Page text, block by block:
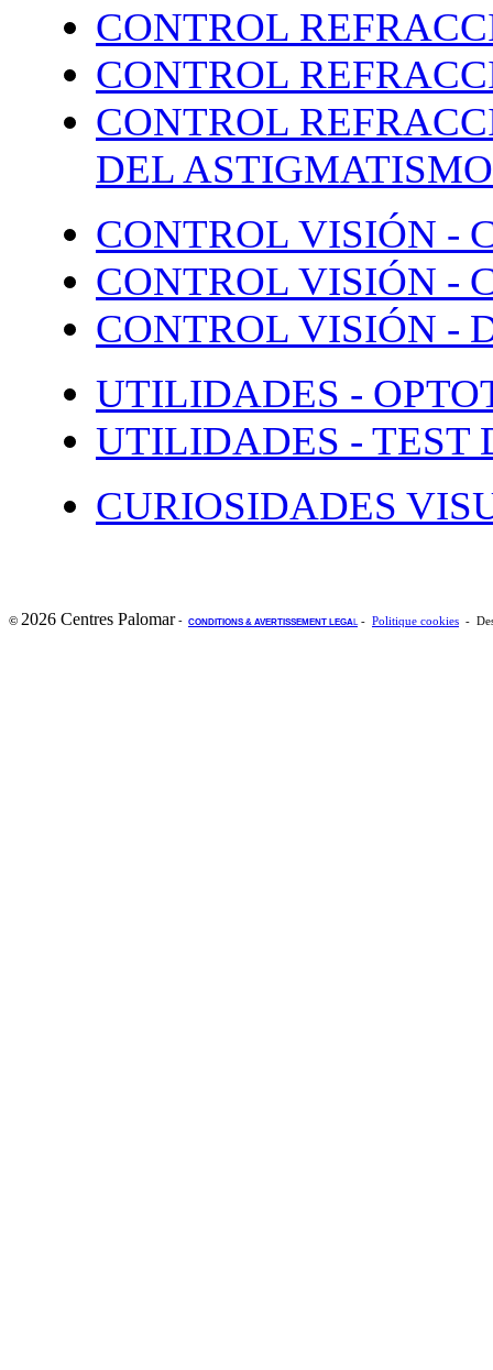
CONTROL
CONTROL
CONTROL
DEL ASTIGMATISMO
CONTROL VISIÓN -
CONTROL VISIÓN -
CONTROL VISIÓN -
UTILIDADES -
UTILIDADES - TEST
CURIOSIDADES
© 2026 Centres Palomar- CONDITIONS & AVERTISSEMENT LEGAL - Politique cookies -